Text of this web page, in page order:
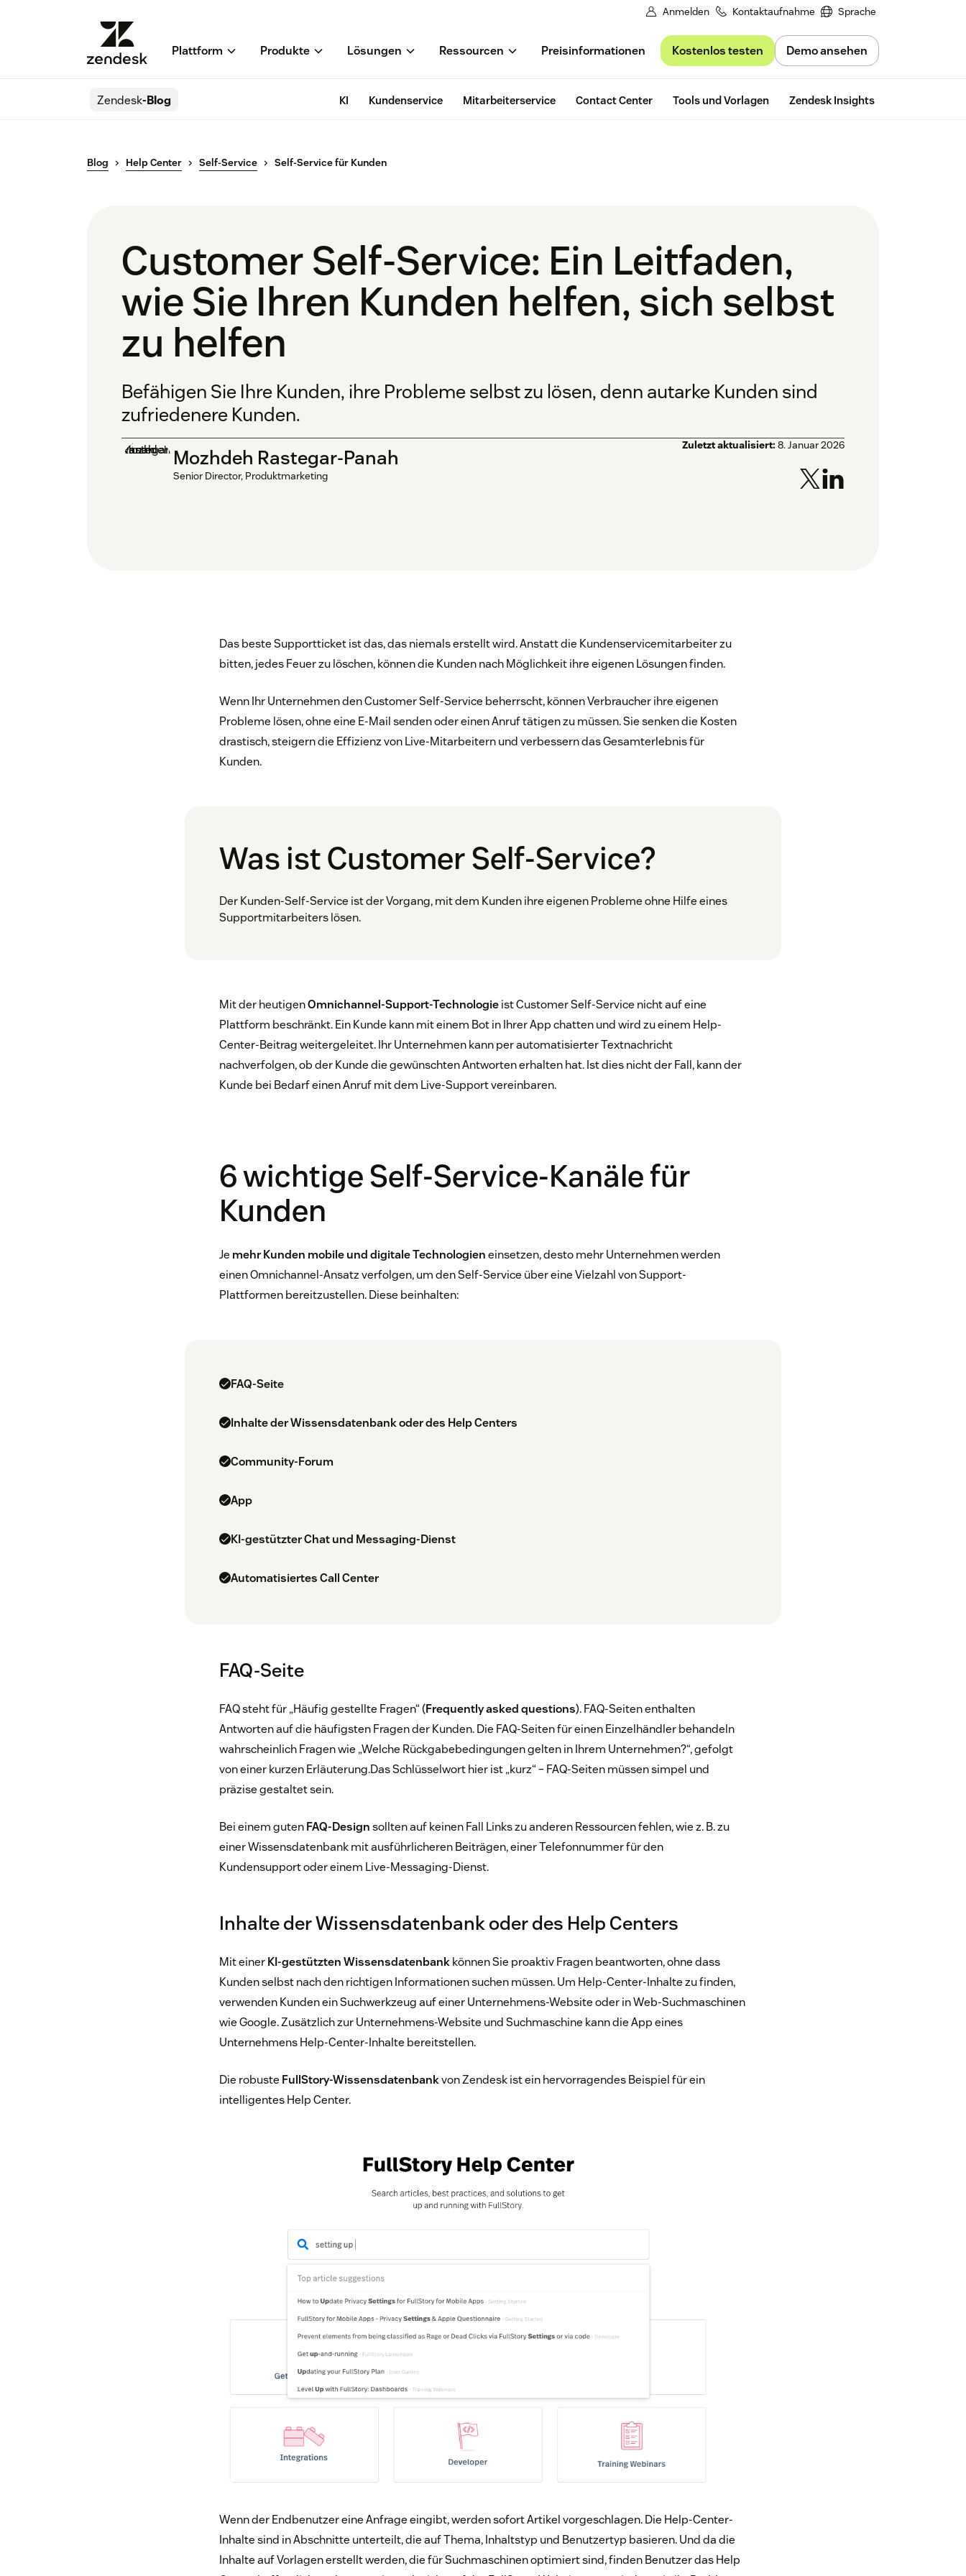
Anmelden Kontaktaufnahme Sprache
Plattform Produkte Lösungen Ressourcen Preisinformationen Kostenlos testen Demo ansehen
Zendesk-Blog KI Kundenservice Mitarbeiterservice Contact Center Tools und Vorlagen Zendesk Insights
Blog Help Center Self-Service Self-Service für Kunden
Customer Self-Service: Ein Leitfaden,
wie Sie Ihren Kunden helfen, sich selbst
zu helfen
Befähigen Sie Ihre Kunden, ihre Probleme selbst zu lösen, denn autarke Kunden sind
zufriedenere Kunden.
Mozhdeh Rastegar-Panah
Senior Director, Produktmarketing
Zuletzt aktualisiert: 8. Januar 2026
Das beste Supportticket ist das, das niemals erstellt wird. Anstatt die Kundenservicemitarbeiter zu
bitten, jedes Feuer zu löschen, können die Kunden nach Möglichkeit ihre eigenen Lösungen finden.
Wenn Ihr Unternehmen den Customer Self-Service beherrscht, können Verbraucher ihre eigenen
Probleme lösen, ohne eine E-Mail senden oder einen Anruf tätigen zu müssen. Sie senken die Kosten
drastisch, steigern die Effizienz von Live-Mitarbeitern und verbessern das Gesamterlebnis für
Kunden.
Was ist Customer Self-Service?
Der Kunden-Self-Service ist der Vorgang, mit dem Kunden ihre eigenen Probleme ohne Hilfe eines
Supportmitarbeiters lösen.
Mit der heutigenOmnichannel-Support-Technologieist Customer Self-Service nicht auf eine
Plattform beschränkt. Ein Kunde kann mit einem Bot in Ihrer App chatten und wird zu einem Help-
Center-Beitrag weitergeleitet. Ihr Unternehmen kann per automatisierter Textnachricht
nachverfolgen, ob der Kunde die gewünschten Antworten erhalten hat. Ist dies nicht der Fall, kann der
Kunde bei Bedarf einen Anruf mit dem Live-Support vereinbaren.
6 wichtige Self-Service-Kanäle für
Kunden
Je mehr Kunden mobile und digitale Technologieneinsetzen, desto mehr Unternehmen werden
einen Omnichannel-Ansatz verfolgen, um den Self-Service über eine Vielzahl von Support-
Plattformen bereitzustellen. Diese beinhalten:
FAQ-Seite
Inhalte der Wissensdatenbank oder des Help Centers
Community-Forum
App
KI-gestützter Chat und Messaging-Dienst
Automatisiertes Call Center
FAQ-Seite
FAQ steht für „Häufig gestellte Fragen“ (Frequently asked questions). FAQ-Seiten enthalten
Antworten auf die häufigsten Fragen der Kunden. Die FAQ-Seiten für einen Einzelhändler behandeln
wahrscheinlich Fragen wie „Welche Rückgabebedingungen gelten in Ihrem Unternehmen?“, gefolgt
von einer kurzen Erläuterung.Das Schlüsselwort hier ist „kurz“ − FAQ-Seiten müssen simpel und
präzise gestaltet sein.
Bei einem gutenFAQ-Designsollten auf keinen Fall Links zu anderen Ressourcen fehlen, wie z. B. zu
einer Wissensdatenbank mit ausführlicheren Beiträgen, einer Telefonnummer für den
Kundensupport oder einem Live-Messaging-Dienst.
Inhalte der Wissensdatenbank oder des Help Centers
Mit einerKI-gestützten Wissensdatenbankkönnen Sie proaktiv Fragen beantworten, ohne dass
Kunden selbst nach den richtigen Informationen suchen müssen. Um Help-Center-Inhalte zu finden,
verwenden Kunden ein Suchwerkzeug auf einer Unternehmens-Website oder in Web-Suchmaschinen
wie Google. Zusätzlich zur Unternehmens-Website und Suchmaschine kann die App eines
Unternehmens Help-Center-Inhalte bereitstellen.
Die robuste FullStory-Wissensdatenbankvon Zendesk ist ein hervorragendes Beispiel für ein
intelligentes Help Center.
Wenn der Endbenutzer eine Anfrage eingibt, werden sofort Artikel vorgeschlagen. Die Help-Center-
Inhalte sind in Abschnitte unterteilt, die auf Thema, Inhaltstyp und Benutzertyp basieren. Und da die
Inhalte auf Vorlagen erstellt werden, die für Suchmaschinen optimiert sind, finden Benutzer das Help